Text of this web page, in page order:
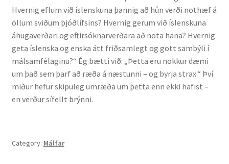
Þjónusta
Rannsóknir
Máltækni
Orðalyklar og orðafar
Hvernig eflum við íslenskuna þannig að hún verði nothæf á
öllum sviðum þjóðlífsins? Hvernig gerum við íslenskuna
áhugaverðari og eftirsóknarverðara að nota hana? Hvernig
geta íslenska og enska átt friðsamlegt og gott sambýli í
málsamfélaginu?“ Ég bætti við: „Þetta eru nokkur dæmi
um það sem þarf að ræða á næstunni – og byrja strax.“ Því
miður hefur skipuleg umræða um þetta enn ekki hafist –
en verður sífellt brýnni.
Category: Málfar